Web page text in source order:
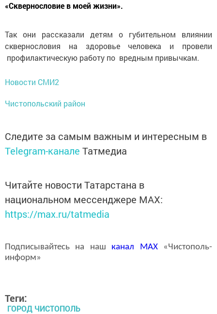
«Сквернословие в моей жизни».
Так они рассказали детям о губительном влиянии
сквернословия на здоровье человека и провели
профилактическую работу по вредным привычкам.
Новости СМИ2
Чистопольский район
Следите за самым важным и интересным в
Telegram-канале Татмедиа
Читайте новости Татарстана в
национальном мессенджере MАХ:
https://max.ru/tatmedia
Подписывайтесь на наш канал MAX«Чистополь-
информ»
Теги:
ГОРОД ЧИСТОПОЛЬ